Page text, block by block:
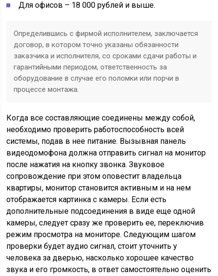
Для офисов – 18 000 рублей и выше.
Определившись с фирмой исполнителем, заключается
договор, в котором точно указаны обязанности
заказчика и исполнителя, со сроками сдачи работы и
гарантийными периодом, ответственность за
оборудование в случае его поломки или порчи в
процессе монтажа.
Когда все составляющие соединены между собой,
необходимо проверить работоспособность всей
системы, подав в нее питание. Вызывная панель
видеодомофона должна отправить сигнал на монитор
после нажатия на кнопку звонка. Звуковое
сопровождение при этом оповестит владельца
квартиры, монитор становится активным и на нем
отображается картинка с камеры. Если есть
дополнительные подсоединения в виде еще одной
камеры, следует сразу же проверить ее, переключив
режим просмотра на мониторе. Следующим шагом
проверки будет аудио сигнал, стоит уточнить у
человека за дверью, насколько хорошее качество
звука и его громкость, в ответ самостоятельно оценить